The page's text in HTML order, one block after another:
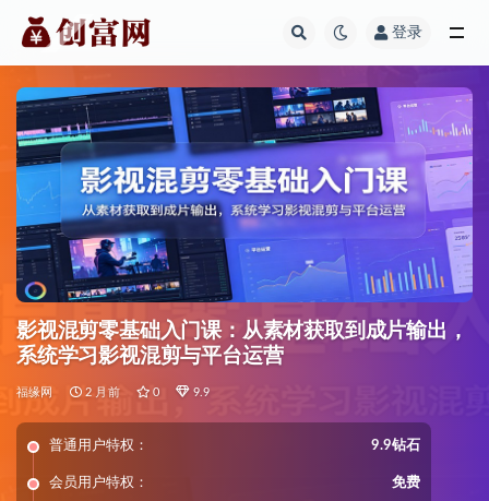
登录
影视混剪零基础入门课：从素材获取到成片输出，
系统学习影视混剪与平台运营
福缘网 2 月前 0 9.9
普通用户特权： 9.9钻石
会员用户特权： 免费